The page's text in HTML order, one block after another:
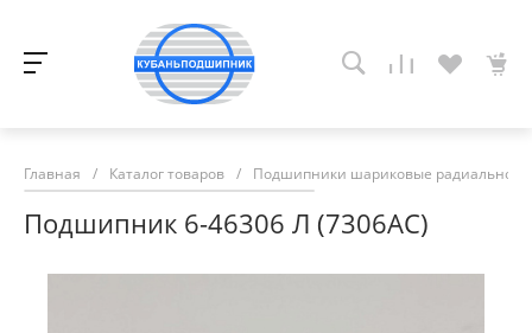
Главная / Каталог товаров / Подшипники шариковые радиально-
Подшипник 6-46306 Л (7306АС)